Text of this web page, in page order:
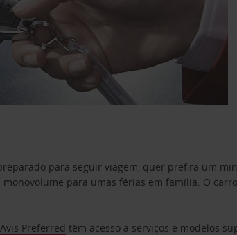
para seguir viagem, quer prefira um
para umas férias em família. O
Avis Preferred têm acesso a serviços e modelos